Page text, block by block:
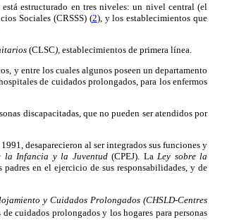
estructurado en tres niveles: un nivel central (el
Sociales (CRSSS) (2), y los establecimientos que
(CLSC), establecimientos de primera línea.
y entre los cuales algunos poseen un departamento
de cuidados prolongados, para los enfermos
discapacitadas, que no pueden ser atendidos por
desaparecieron al ser integrados sus funciones y
la Infancia y la Juventud(CPEJ). LaLey sobre la
en el ejercicio de sus responsabilidades, y de
y Cuidados Prolongados (CHSLD-Centres
cuidados prolongados y los hogares para personas